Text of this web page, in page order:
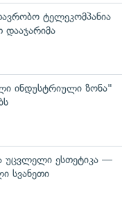
ტელეკომპანია
ინდუსტრიული ზონა"
უცვლელი ესთეტიკა —
სვანეთი